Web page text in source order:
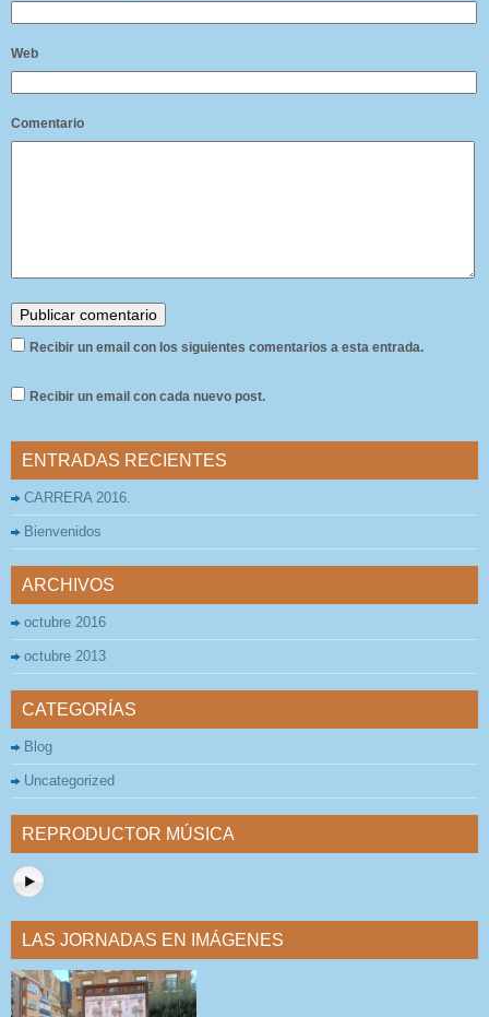
Web
Comentario
Recibir un email con los siguientes comentarios a esta entrada.
Recibir un email con cada nuevo post.
ENTRADAS RECIENTES
CARRERA 2016.
Bienvenidos
ARCHIVOS
octubre 2016
octubre 2013
CATEGORÍAS
Blog
Uncategorized
REPRODUCTOR MÚSICA
LAS JORNADAS EN IMÁGENES